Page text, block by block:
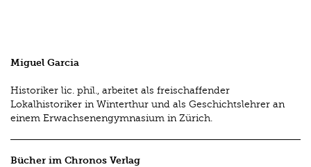
Miguel Garcia
Historiker lic. phil., arbeitet als freischaffender
Lokalhistoriker in Winterthur und als Geschichtslehrer an
einem Erwachsenengymnasium in Zürich.
Bücher im Chronos Verlag